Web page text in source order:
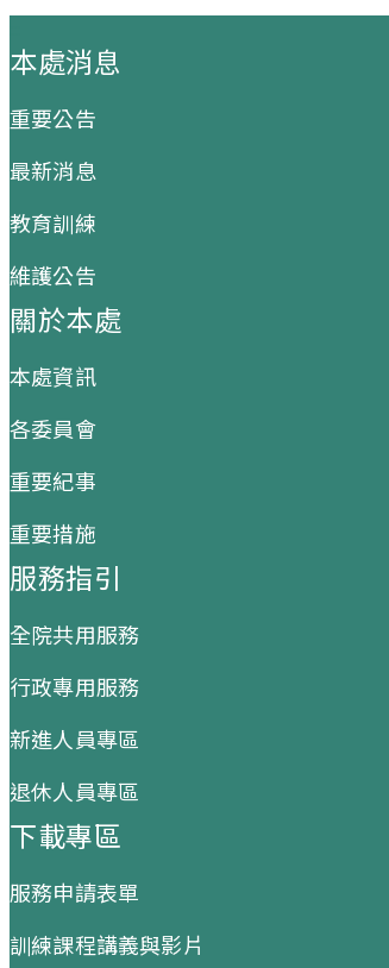
本處消息
重要公告
最新消息
教育訓練
維護公告
關於本處
本處資訊
各委員會
重要紀事
重要措施
服務指引
全院共用服務
行政專用服務
新進人員專區
退休人員專區
下載專區
服務申請表單
訓練課程講義與影片